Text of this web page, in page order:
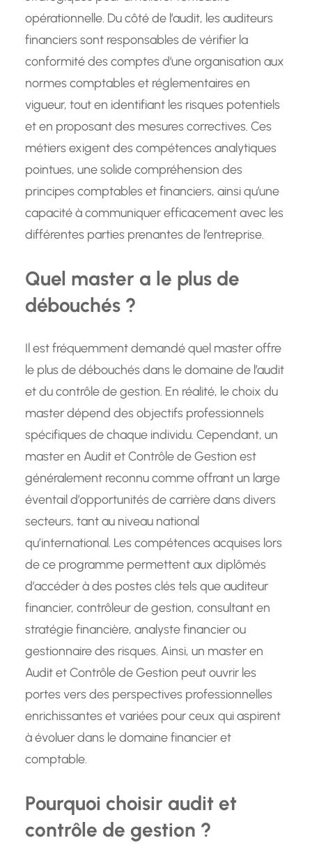
opérationnelle. Du côté de l’audit, les auditeurs
financiers sont responsables de vérifier la
conformité des comptes d’une organisation aux
normes comptables et réglementaires en
vigueur, tout en identifiant les risques potentiels
et en proposant des mesures correctives. Ces
métiers exigent des compétences analytiques
pointues, une solide compréhension des
principes comptables et financiers, ainsi qu’une
capacité à communiquer efficacement avec les
différentes parties prenantes de l’entreprise.
Quel master a le plus de
débouchés ?
Il est fréquemment demandé quel master offre
le plus de débouchés dans le domaine de l’audit
et du contrôle de gestion. En réalité, le choix du
master dépend des objectifs professionnels
spécifiques de chaque individu. Cependant, un
master en Audit et Contrôle de Gestion est
généralement reconnu comme offrant un large
éventail d’opportunités de carrière dans divers
secteurs, tant au niveau national
qu’international. Les compétences acquises lors
de ce programme permettent aux diplômés
d’accéder à des postes clés tels que auditeur
financier, contrôleur de gestion, consultant en
stratégie financière, analyste financier ou
gestionnaire des risques. Ainsi, un master en
Audit et Contrôle de Gestion peut ouvrir les
portes vers des perspectives professionnelles
enrichissantes et variées pour ceux qui aspirent
à évoluer dans le domaine financier et
comptable.
Pourquoi choisir audit et
contrôle de gestion ?